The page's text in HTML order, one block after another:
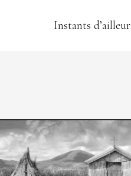
Instants